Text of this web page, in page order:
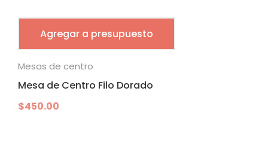
Agregar a presupuesto
Mesas de centro
Mesa de Centro Filo Dorado
$450.00